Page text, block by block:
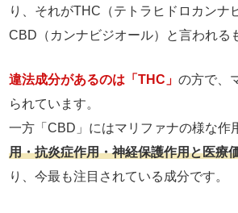
り、それがTHC（テトラヒドロカンナ
CBD（カンナビジオール）と言われる
違法成分があるのは「THC」の方で、
られています。
一方「CBD」にはマリファナの様な作
用・抗炎症作用・神経保護作用と医療
り、今最も注目されている成分です。